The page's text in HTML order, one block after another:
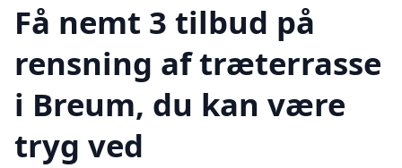
Få nemt 3 tilbud på
rensning af træterrasse
i Breum, du kan være
tryg ved